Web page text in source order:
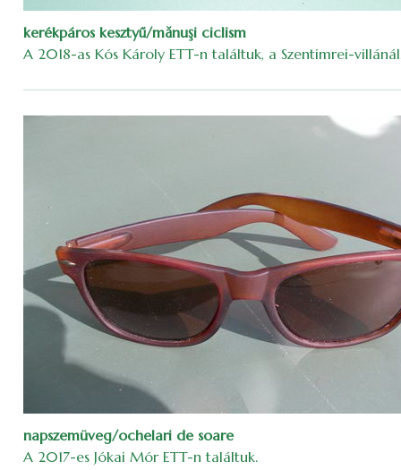
kerékpáros kesztyű/mănuşi ciclism
A 2018-as Kós Károly ETT-n találtuk, a Szentimrei-
napszemüveg/ochelari de soare
A 2017-es Jókai Mór ETT-n találtuk.